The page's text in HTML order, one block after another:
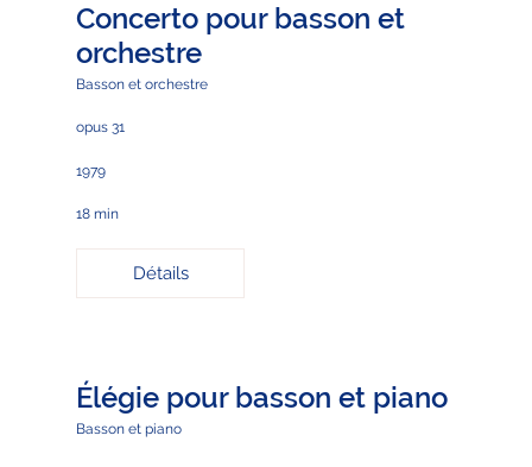
Concerto pour basson et
orchestre
Basson et orchestre
opus 31
1979
18 min
Détails
Élégie pour basson et piano
Basson et piano